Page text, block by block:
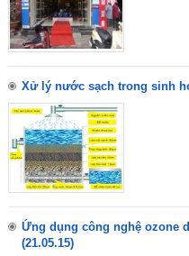
Xử lý nước sạch trong sinh
Ứng dụng công nghệ ozone
(21.05.15)